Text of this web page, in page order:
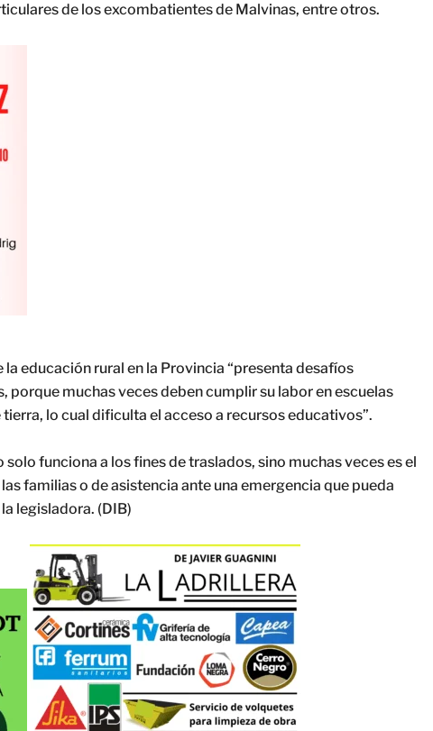
de los excombatientes de Malvinas, entre otros.
educación rural en la Provincia “presenta desafíos
porque muchas veces deben cumplir su labor en escuelas
lo cual dificulta el acceso a recursos educativos”.
funciona a los fines de traslados, sino muchas veces es el
familias o de asistencia ante una emergencia que pueda
legisladora. (DIB)